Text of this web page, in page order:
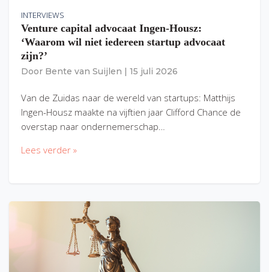
INTERVIEWS
Venture capital advocaat Ingen-Housz:
‘Waarom wil niet iedereen startup advocaat
zijn?’
Door Bente van Suijlen 15 juli 2026
Van de Zuidas naar de wereld van startups: Matthijs
Ingen-Housz maakte na vijftien jaar Clifford Chance de
overstap naar ondernemerschap…
Lees verder »